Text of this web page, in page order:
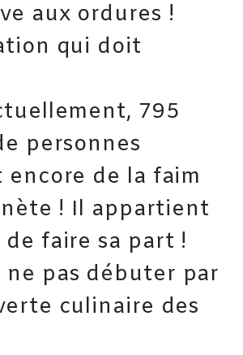
aux ordures !
qui doit
795
personnes
de la faim
! Il appartient
de faire sa part !
ne pas débuter par
culinaire des